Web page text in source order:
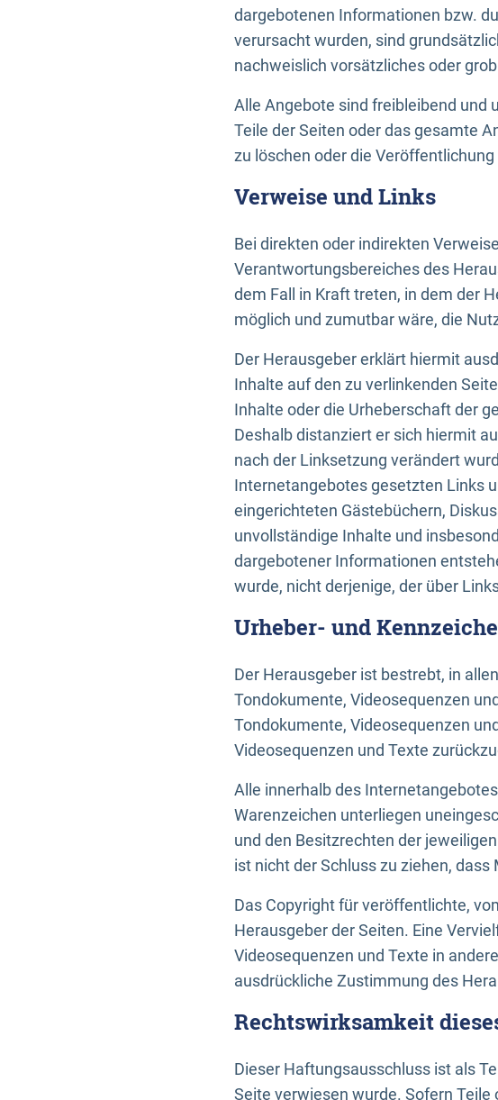
dargebotenen Informationen bzw.
verursacht wurden, sind
nachweislich vorsätzliches oder
Alle Angebote sind freibleibend und
Teile der Seiten oder das gesamte
zu löschen oder die
Verweise und Links
Bei direkten oder indirekten
Verantwortungsbereiches des
dem Fall in Kraft treten, in dem der
möglich und zumutbar wäre, die
Der Herausgeber erklärt hiermit
Inhalte auf den zu verlinkenden
Inhalte oder die Urheberschaft der
Deshalb distanziert er sich hiermit
nach der Linksetzung verändert
Internetangebotes gesetzten Links
eingerichteten Gästebüchern,
unvollständige Inhalte und
dargebotener Informationen
wurde, nicht derjenige, der über
Urheber- und
Der Herausgeber ist bestrebt, in
Tondokumente, Videosequenzen
Tondokumente, Videosequenzen
Videosequenzen und Texte
Alle innerhalb des
Warenzeichen unterliegen
und den Besitzrechten der
ist nicht der Schluss zu ziehen,
Das Copyright für veröffentlichte,
Herausgeber der Seiten. Eine
Videosequenzen und Texte in
ausdrückliche Zustimmung des
Rechtswirksamkeit
Dieser Haftungsausschluss ist als
Seite verwiesen wurde. Sofern